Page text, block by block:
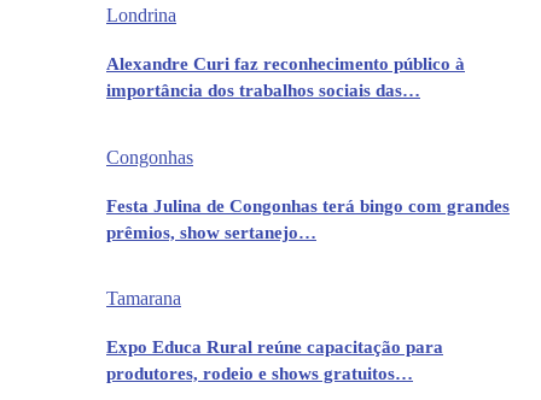
Londrina
Alexandre Curi faz reconhecimento público à
importância dos trabalhos sociais das…
Congonhas
Festa Julina de Congonhas terá bingo com grandes
prêmios, show sertanejo…
Tamarana
Expo Educa Rural reúne capacitação para
produtores, rodeio e shows gratuitos…